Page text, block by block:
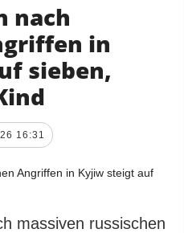
nach
in
sieben,
16:31
massiven russischen